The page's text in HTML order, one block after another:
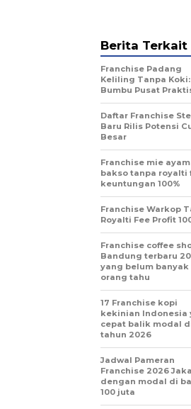
Berita Terkait
Franchise Padang
Keliling Tanpa Koki:
Bumbu Pusat
Daftar Franchise
Baru Rilis Potensi
Besar
Franchise mie ayam
bakso tanpa royalti
keuntungan 100%
Franchise Warkop
Royalti Fee Profit
Franchise coffee
Bandung terbaru
yang belum banyak
orang tahu
17 Franchise kopi
kekinian Indonesia
cepat balik modal
tahun 2026
Jadwal Pameran
Franchise 2026
dengan modal di
100 juta